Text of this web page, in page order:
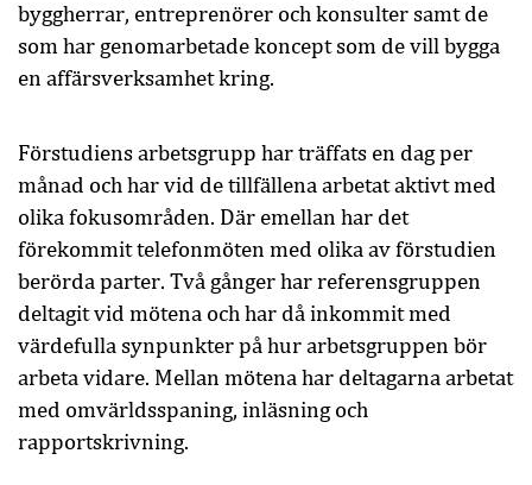
byggherrar, entreprenörer och konsulter samt de
som har genomarbetade koncept som de vill bygga
en affärsverksamhet kring.
Förstudiens arbetsgrupp har träffats en dag per
månad och har vid de tillfällena arbetat aktivt med
olika fokusområden. Där emellan har det
förekommit telefonmöten med olika av förstudien
berörda parter. Två gånger har referensgruppen
deltagit vid mötena och har då inkommit med
värdefulla synpunkter på hur arbetsgruppen bör
arbeta vidare. Mellan mötena har deltagarna arbetat
med omvärldsspaning, inläsning och
rapportskrivning.